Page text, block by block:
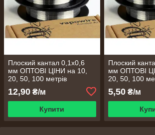
Плоский кантал 0,1х0,6
мм ОПТОВІ ЦІНИ на 10,
20, 50, 100 метрів
12,90 ₴/м
Купити
Плоский
мм ОПТОВІ
20, 50, 100
5,50₴/м